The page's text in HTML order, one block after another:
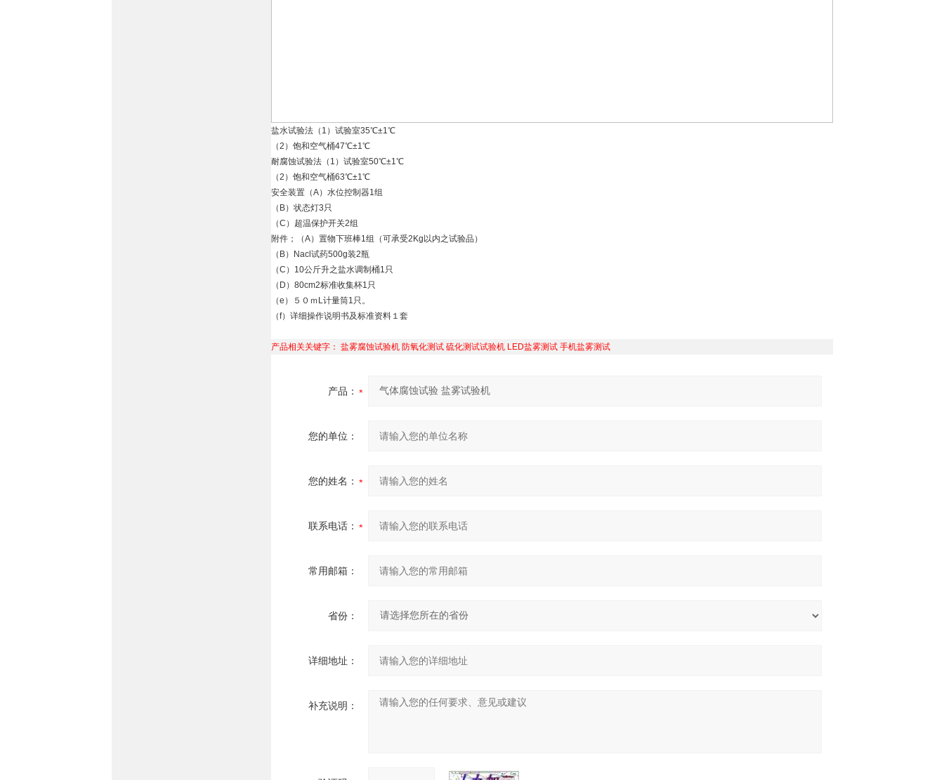
盐水试验法（1）试验室35℃±1℃
（2）饱和空气桶47℃±1℃
耐腐蚀试验法（1）试验室50℃±1℃
（2）饱和空气桶63℃±1℃
安全装置（A）水位控制器1组
（B）状态灯3只
（C）超温保护开关2组
附件；（A）置物下班棒1组（可承受2Kg以内之试验品）
（B）Nacl试药500g装2瓶
（C）10公斤升之盐水调制桶1只
（D）80cm2标准收集杯1只
（e）５０ｍL计量筒1只。
（f）详细操作说明书及标准资料１套
产品相关关键字： 盐雾腐蚀试验机 防氧化测试 硫化测试试验机 LED盐雾测试 手机盐雾测试
产品：
您的单位：
您的姓名：
联系电话：
常用邮箱：
省份：
详细地址：
补充说明：